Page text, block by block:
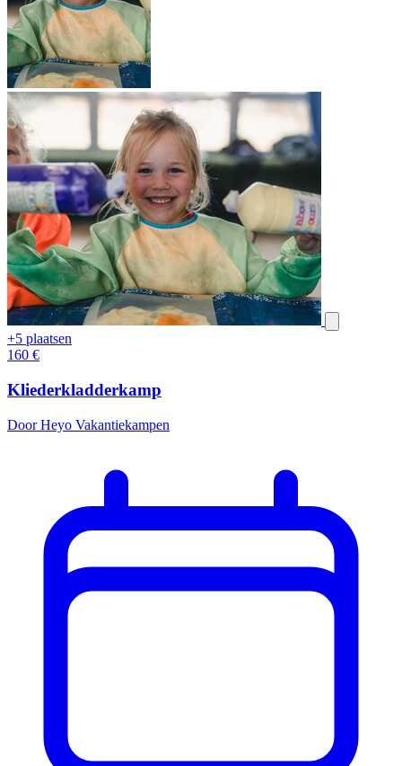
+5 plaatsen
160 €
Kliederkladderkamp
Door Heyo Vakantiekampen